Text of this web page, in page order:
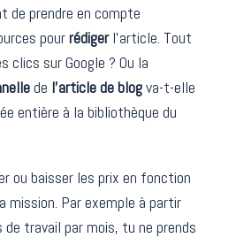
de prendre en compte
pourrédigerl’article. Tout
clics sur Google ? Ou la
de l’article de blogva-t-elle
entière à la bibliothèque du
ou baisser les prix en fonction
mission. Par exemple à partir
de travail par mois, tu ne prends